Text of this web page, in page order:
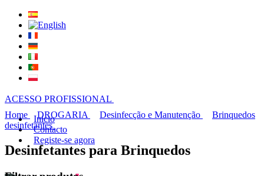
ACESSO PROFISSIONAL
Inicio
Contacto
Registe-se agora
Home DROGARIA Desinfecção e Manutenção
Brinquedos
desinfetantes
Desinfetantes para Brinquedos